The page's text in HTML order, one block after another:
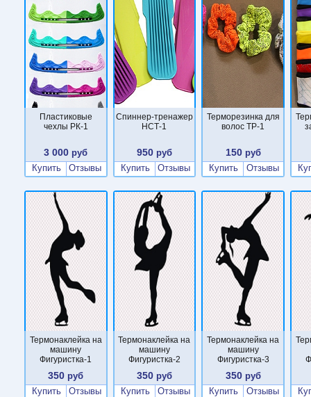
Пластиковые
чехлы РК-1
3 000 руб
Купить
Отзывы
Cпиннер-тренажер
НСТ-1
950 руб
Купить
Отзывы
Терморезинка для
волос ТР-1
150руб
Купить
Отзывы
Термонаклейка на
машину
Фигуристка-1
350 руб
Купить
Отзывы
Термонаклейка на
машину
Фигуристка-2
350 руб
Купить
Отзывы
Термонаклейка на
машину
Фигуристка-3
350руб
Купить
Отзывы